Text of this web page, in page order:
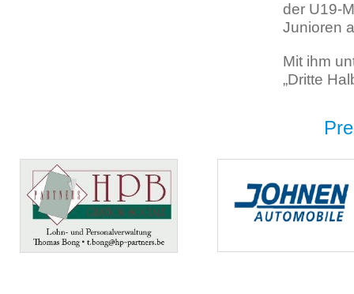
der U19-
Junioren
Mit ihm
„Dritte